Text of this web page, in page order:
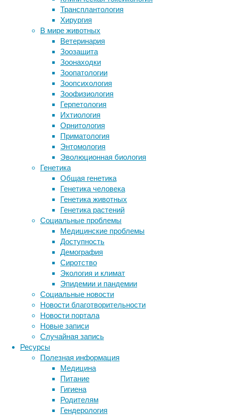
Трансплантология
Хирургия
В мире животных
Ветеринария
Зоозащита
Зоонаходки
Зоопатологии
Зоопсихология
Зоофизиология
Герпетология
Ихтиология
Орнитология
Приматология
Энтомология
Эволюционная биология
Генетика
Общая генетика
Генетика человека
Генетика животных
Генетика растений
Социальные проблемы
Медицинские проблемы
Доступность
Демография
Сиротство
Экология и климат
Эпидемии и пандемии
Социальные новости
Новости благотворительности
Новости портала
Новые записи
Случайная запись
Ресурсы
Полезная информация
Медицина
Питание
Гигиена
Родителям
Гендерология
07/08/2026
биология,
животные,
поведение,
экология
Там,
обитают
пумы,
водители
намного
реже
сталкиваются
оленями
дорогах.
такому
выводу
пришли
авторы
нового
исследования,
проведенного
штате
Вашингтон
в
США.
Причина
кроется
в
изменении
поведения,
вызванного
хищником.
У утят «нашли» абстрактное
мышление
Лаборатории генетического
тестирования обвинили в
мошенничестве
Тигрица из зоопарка Бронкса
подхватила коронавирус. Это
первый зафиксированный случай
передачи его от людей животным
Метод CRISPR впервые испытали на
жизнеспособных человеческих
эмбрионах
Следите за новостями